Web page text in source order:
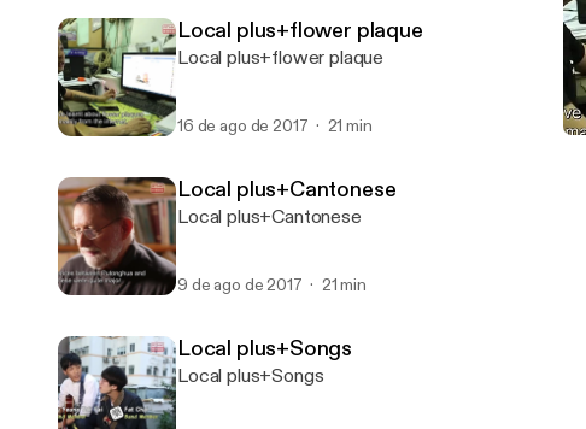
Local plus+flower plaque
Local plus+flower plaque
16 de ago de 2017 21 min
Local plus+Cantonese
Local plus+Cantonese
9 de ago de 2017 21 min
Local plus+Songs
Local plus+Songs